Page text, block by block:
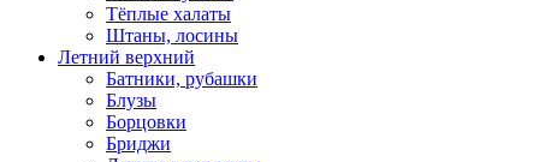
Тёплые халаты
Штаны, лосины
Летний верхний
Батники, рубашки
Блузы
Борцовки
Бриджи